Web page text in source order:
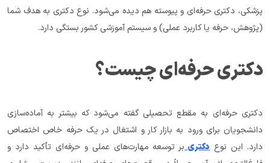
(پژوهش، حرفه یا کاربرد عملی) و سیستم آموزشی کشور بستگی دارد.
دکتری حرفه‌ای چیست؟
دارد. این نوع دکتری